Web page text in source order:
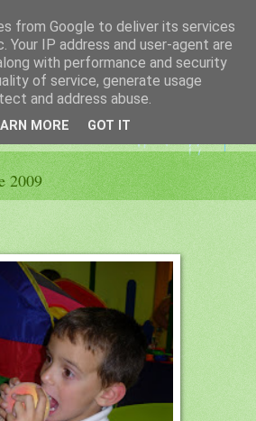
las palabras
FELISA MORENO
2009
from Google to deliver its services
Your IP address and user-agent are
with performance and security
of service, generate usage
and address abuse.
MORE GOT IT